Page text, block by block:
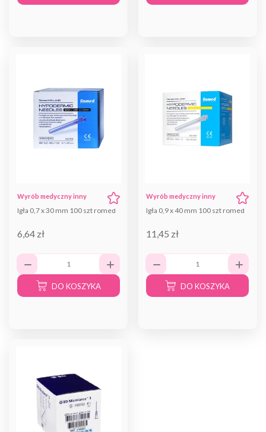
Wyrób medyczny inny
Igła 0,7 x 30 mm 100 szt romed
6,64 zł
DO KOSZYKA
Wyrób medyczny inny
Igła 0,9 x 40 mm 100 szt romed
11,45 zł
DO KOSZYKA